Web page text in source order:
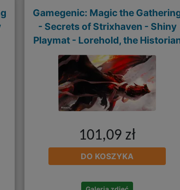
Gamegenic: Magic the
- Secrets of Strixhaven - Shiny
Playmat - Lorehold, the
101,09 zł
DO KOSZYKA